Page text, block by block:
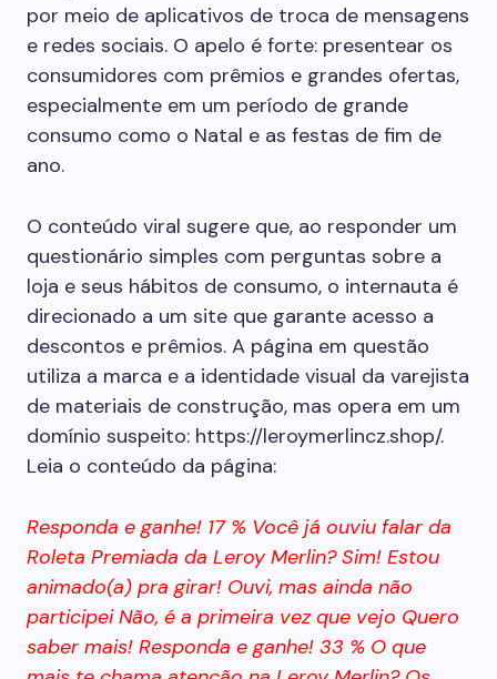
por meio de aplicativos de troca de mensagens
e redes sociais. O apelo é forte: presentear os
consumidores com prêmios e grandes ofertas,
especialmente em um período de grande
consumo como o Natal e as festas de fim de
ano.
O conteúdo viral sugere que, ao responder um
questionário simples com perguntas sobre a
loja e seus hábitos de consumo, o internauta é
direcionado a um site que garante acesso a
descontos e prêmios. A página em questão
utiliza a marca e a identidade visual da varejista
de materiais de construção, mas opera em um
domínio suspeito: https://leroymerlincz.shop/.
Leia o conteúdo da página:
Responda e ganhe! 17 % Você já ouviu falar da
Roleta Premiada da Leroy Merlin? Sim! Estou
animado(a) pra girar! Ouvi, mas ainda não
participei Não, é a primeira vez que vejo Quero
saber mais! Responda e ganhe! 33 % O que